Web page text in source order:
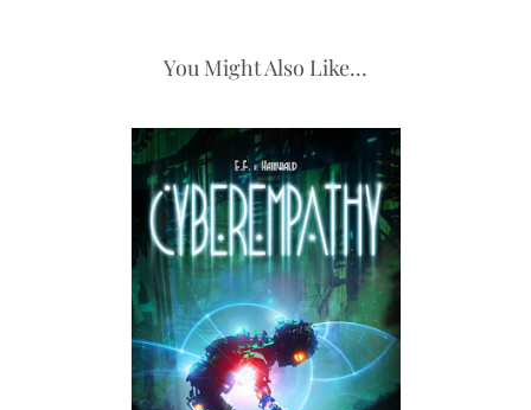
You Might Also Like...